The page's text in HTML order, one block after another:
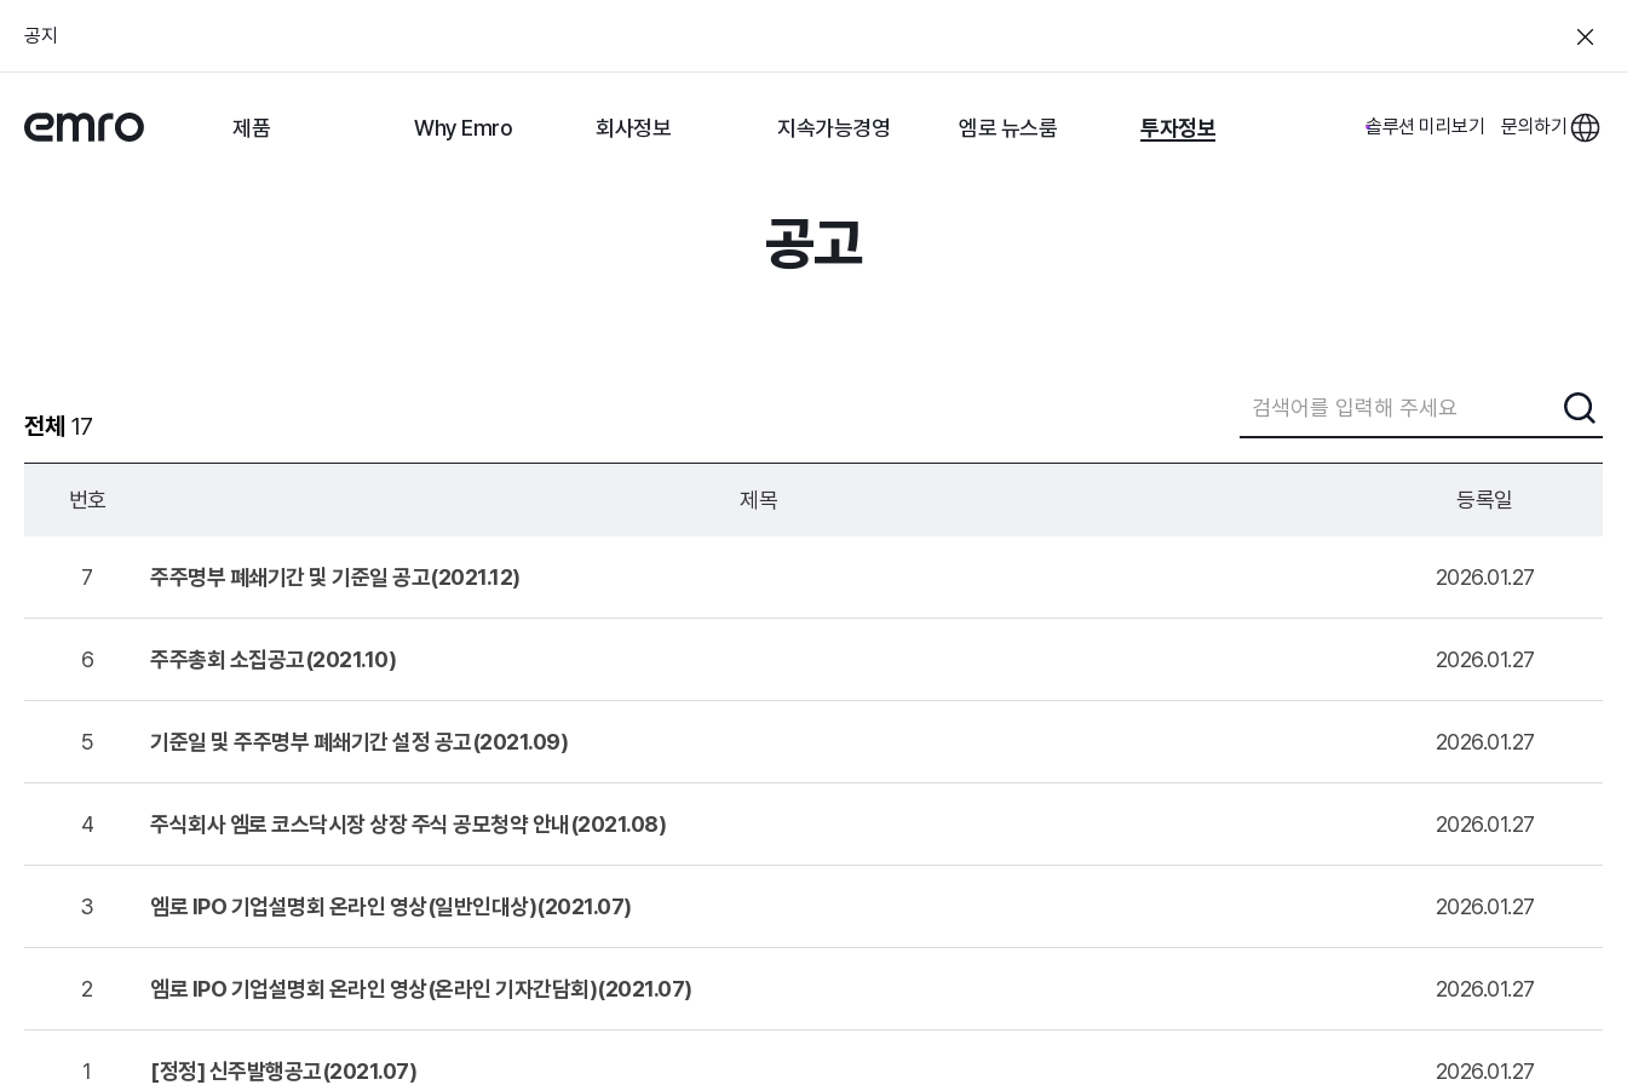
공지
제품 Why Emro 회사정보 지속가능경영 엠로 뉴스룸 투자정보 솔루션 미리보기 문의하기
공고
전체 17
번호 제목 등록일
7 주주명부 폐쇄기간 및 기준일 공고(2021.12) 2026.01.27
6 주주총회 소집공고(2021.10) 2026.01.27
5 기준일 및 주주명부 폐쇄기간 설정 공고(2021.09) 2026.01.27
4 주식회사 엠로 코스닥시장 상장 주식 공모청약 안내(2021.08) 2026.01.27
3 엠로 IPO 기업설명회 온라인 영상(일반인대상)(2021.07) 2026.01.27
2 엠로 IPO 기업설명회 온라인 영상(온라인 기자간담회)(2021.07) 2026.01.27
1 [정정] 신주발행공고(2021.07) 2026.01.27